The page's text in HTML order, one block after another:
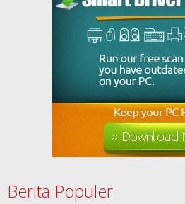
Berita Populer